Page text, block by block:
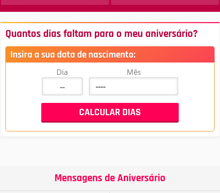
Quantos dias faltam para o meu aniversário?
Insira a sua data de nascimento:
Dia Mês
Mensagens de Aniversário